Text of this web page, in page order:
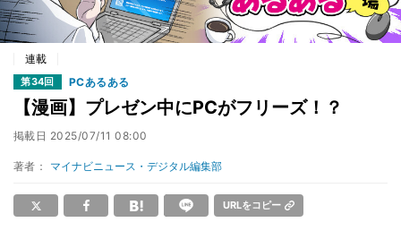
連載
第34回 PCあるある
【漫画】プレゼン中にPCがフリーズ！？
掲載日 2025/07/11 08:00
著者： マイナビニュース・デジタル編集部
URLをコピー